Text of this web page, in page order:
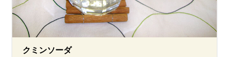
クミンソーダ